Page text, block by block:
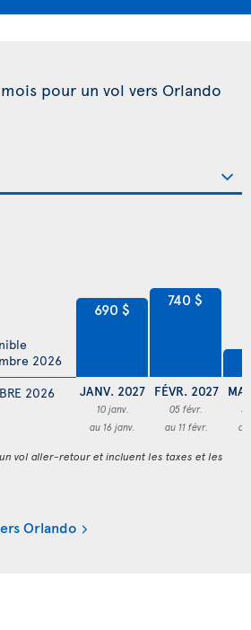
pour un vol vers Orlando
2026
2026
690 $
JANV. 2027
10 janv.
au 16 janv.
740 $
FÉVR. 2027
05 févr.
au 11 févr.
vol aller-retour et incluent les taxes et les
Orlando